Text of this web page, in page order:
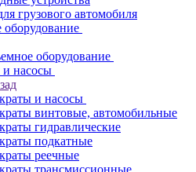
грузового автомобиля
оборудование
оборудование
насосы
и насосы
винтовые, автомобильные
гидравлические
подкатные
реечные
трансмиссионные